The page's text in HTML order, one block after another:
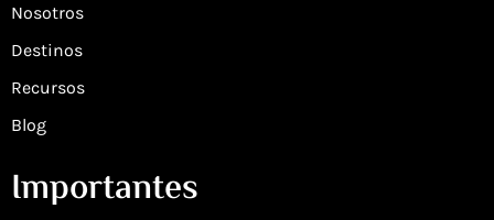
Nosotros
Destinos
Recursos
Blog
Importantes